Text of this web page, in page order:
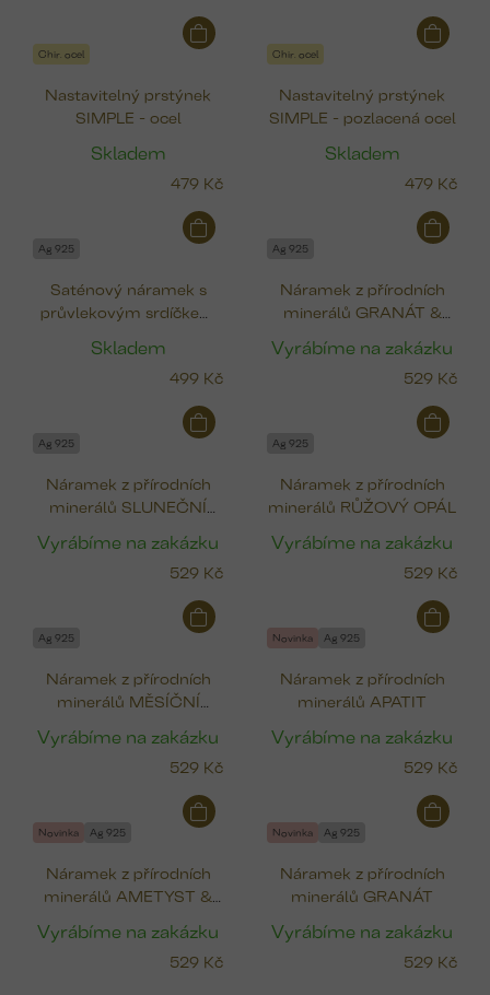
Chir. ocel
Nastavitelný prstýnek
SIMPLE - ocel
Skladem
479 Kč
Chir. ocel
Nastavitelný prstýnek
SIMPLE - pozlacená ocel
Skladem
479 Kč
Ag 925
Saténový náramek s
průvlekovým srdíčkem
Skladem
499 Kč
Ag 925
Náramek z přírodních
minerálů GRANÁT &
Vyrábíme na zakázku
529 Kč
Ag 925
Náramek z přírodních
minerálů SLUNEČNÍ
Vyrábíme na zakázku
529 Kč
Ag 925
Náramek z přírodních
minerálů RŮŽOVÝ OPÁL
Vyrábíme na zakázku
529 Kč
Ag 925
Náramek z přírodních
minerálů MĚSÍČNÍ
Vyrábíme na zakázku
529 Kč
Novinka Ag 925
Náramek z přírodních
minerálů APATIT
Vyrábíme na zakázku
529 Kč
Novinka Ag 925
Náramek z přírodních
minerálů AMETYST &
Vyrábíme na zakázku
529 Kč
Novinka Ag 925
Náramek z přírodních
minerálů GRANÁT
Vyrábíme na zakázku
529 Kč